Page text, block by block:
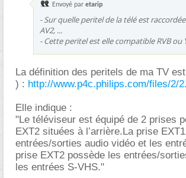
Envoyé par etarip
- Sur quelle peritel de la télé est
AV2, ...
- Cette peritel est elle compatible RVB ou
La définition des peritels de ma TV
) : http://www.p4c.philips.com/files/2/
Elle indique :
"Le téléviseur est équipé de 2 prises
EXT2 situées à l’arrière.La prise
entrées/sorties audio vidéo et les
prise EXT2 possède les entrées/
les entrées S-VHS."